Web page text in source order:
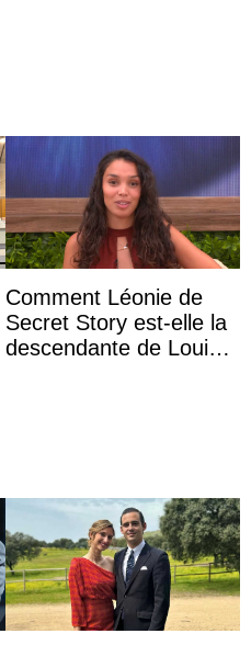
Comment Léonie de
Secret Story est-elle la
descendante de Louis